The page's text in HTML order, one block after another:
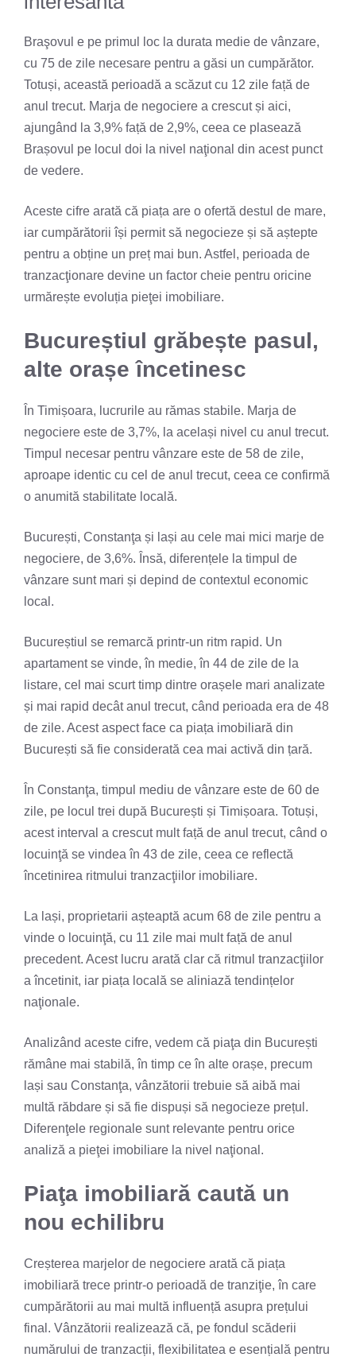
Braşovul e pe primul loc la durata medie de vânzare,
cu 75 de zile necesare pentru a găsi un cumpărător.
Totuși, această perioadă a scăzut cu 12 zile față de
anul trecut. Marja de negociere a crescut și aici,
ajungând la 3,9% față de 2,9%, ceea ce plasează
Brașovul pe locul doi la nivel naţional din acest punct
de vedere.
Aceste cifre arată că piața are o ofertă destul de mare,
iar cumpărătorii își permit să negocieze și să aștepte
pentru a obține un preț mai bun. Astfel, perioada de
tranzacţionare devine un factor cheie pentru oricine
urmărește evoluția pieţei imobiliare.
Bucureștiul grăbește pasul,
alte orașe încetinesc
În Timișoara, lucrurile au rămas stabile. Marja de
negociere este de 3,7%, la același nivel cu anul trecut.
Timpul necesar pentru vânzare este de 58 de zile,
aproape identic cu cel de anul trecut, ceea ce confirmă
o anumită stabilitate locală.
București, Constanţa și lași au cele mai mici marje de
negociere, de 3,6%. Însă, diferențele la timpul de
vânzare sunt mari și depind de contextul economic
local.
Bucureștiul se remarcă printr-un ritm rapid. Un
apartament se vinde, în medie, în 44 de zile de la
listare, cel mai scurt timp dintre orașele mari analizate
și mai rapid decât anul trecut, când perioada era de 48
de zile. Acest aspect face ca piața imobiliară din
București să fie considerată cea mai activă din țară.
În Constanţa, timpul mediu de vânzare este de 60 de
zile, pe locul trei după București și Timișoara. Totuși,
acest interval a crescut mult față de anul trecut, când o
locuinţă se vindea în 43 de zile, ceea ce reflectă
încetinirea ritmului tranzacţiilor imobiliare.
La lași, proprietarii așteaptă acum 68 de zile pentru a
vinde o locuinţă, cu 11 zile mai mult față de anul
precedent. Acest lucru arată clar că ritmul tranzacţiilor
a încetinit, iar piața locală se aliniază tendințelor
naţionale.
Analizând aceste cifre, vedem că piaţa din București
rămâne mai stabilă, în timp ce în alte orașe, precum
lași sau Constanţa, vânzătorii trebuie să aibă mai
multă răbdare și să fie dispuși să negocieze prețul.
Diferenţele regionale sunt relevante pentru orice
analiză a pieţei imobiliare la nivel naţional.
Piaţa imobiliară caută un
nou echilibru
Creșterea marjelor de negociere arată că piața
imobiliară trece printr-o perioadă de tranziţie, în care
cumpărătorii au mai multă influență asupra prețului
final. Vânzătorii realizează că, pe fondul scăderii
numărului de tranzacții, flexibilitatea e esențială pentru